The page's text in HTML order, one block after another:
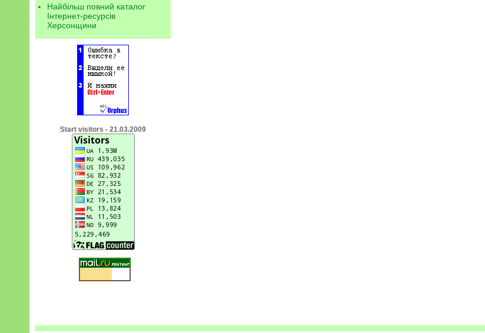
Найбільш повний каталог
Інтернет-ресурсів
Херсонщини
Start visitors - 21.03.2009